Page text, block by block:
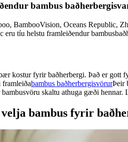
bambus
BambooVision, Oceans Republic,
eru tíu helstu framleiðendur
kostur fyrir baðherbergi. Það er gott
bambus baðherbergisvörurÞeir
skaltu athuga gæði
bambus fyrir